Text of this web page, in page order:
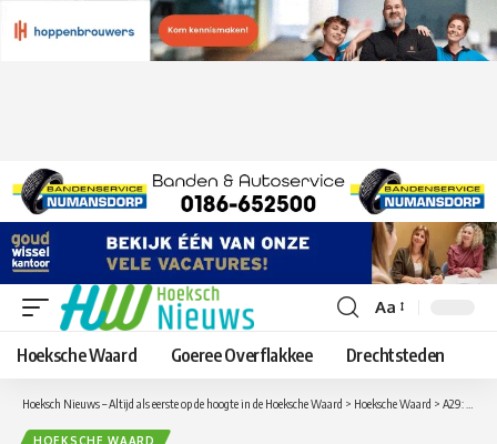
Lettergrootte
aanpassen
Aa
Hoeksche Waard Goeree Overflakkee Drechtsteden
Hoeksch Nieuws – Altijd als eerste op de hoogte in de Hoeksche Waard > Hoeksche Waard > A29: werkzaamheden tussen Bergen op Zoom en Rotterdam van 21 tot 24 september 2018, Kiltunnel van Oost naar West Tolvrij
HOEKSCHE WAARD